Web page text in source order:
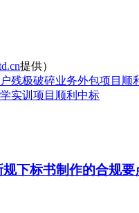
提供）
残极破碎业务外包项目顺
实训项目顺利中标
规下标书制作的合规要